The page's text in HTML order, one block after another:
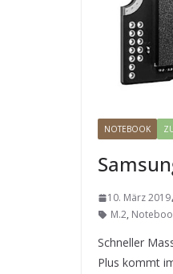
NOTEBOOK
10. März 2019
M.2,
Schneller
Plus kommt